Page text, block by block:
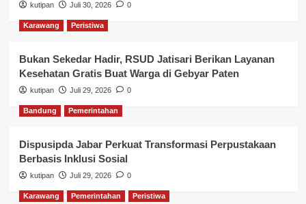
kutipan Juli 30, 2026 0
Karawang Peristiwa
Bukan Sekedar Hadir, RSUD Jatisari Berikan Layanan
Kesehatan Gratis Buat Warga di Gebyar Paten
kutipan Juli 29, 2026 0
Bandung Pemerintahan
Dispusipda Jabar Perkuat Transformasi Perpustakaan
Berbasis Inklusi Sosial
kutipan Juli 29, 2026 0
Karawang Pemerintahan Peristiwa